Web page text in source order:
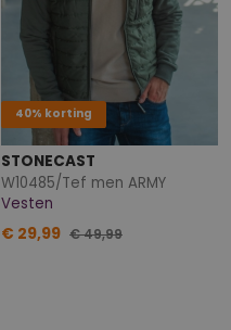
40% korting
STONECAST
W10485/Tef men ARMY
Vesten
€ 29,99 € 49,99